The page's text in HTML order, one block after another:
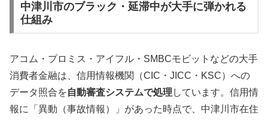
中津川市のブラック・延滞中が大手に弾かれる
仕組み
アコム・プロミス・アイフル・SMBCモビットなどの大手
消費者金融は、信用情報機関（CIC・JICC・KSC）への
データ照合を自動審査システムで処理 しています。信用情
報に「異動（事故情報）」があった時点で、中津川市在住